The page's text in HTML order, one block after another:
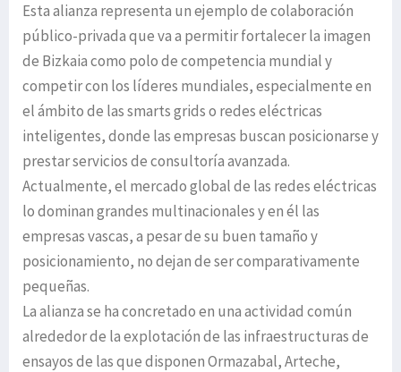
Esta alianza representa un ejemplo de colaboración
público-privada que va a permitir fortalecer la imagen
de Bizkaia como polo de competencia mundial y
competir con los líderes mundiales, especialmente en
el ámbito de las smarts grids o redes eléctricas
inteligentes, donde las empresas buscan posicionarse y
prestar servicios de consultoría avanzada.
Actualmente, el mercado global de las redes eléctricas
lo dominan grandes multinacionales y en él las
empresas vascas, a pesar de su buen tamaño y
posicionamiento, no dejan de ser comparativamente
pequeñas.
La alianza se ha concretado en una actividad común
alrededor de la explotación de las infraestructuras de
ensayos de las que disponen Ormazabal, Arteche,